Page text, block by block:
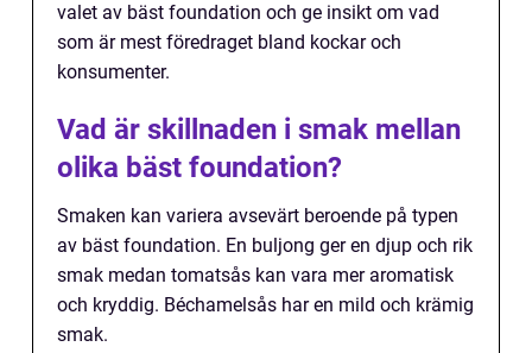
valet av bäst foundation och ge insikt om vad
som är mest föredraget bland kockar och
konsumenter.
Vad är skillnaden i smak mellan
olika bäst foundation?
Smaken kan variera avsevärt beroende på typen
av bäst foundation. En buljong ger en djup och rik
smak medan tomatsås kan vara mer aromatisk
och kryddig. Béchamelsås har en mild och krämig
smak.